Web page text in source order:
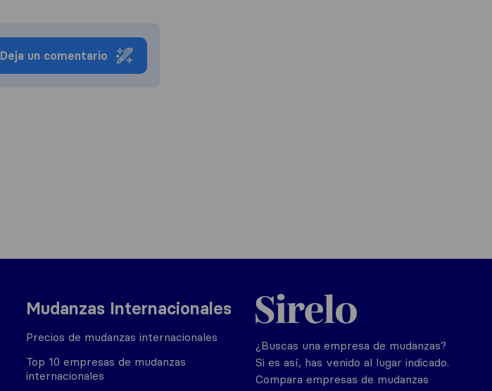
Deja un comentario
Mudanzas Internacionales
Precios de mudanzas internacionales
Top 10 empresas de mudanzas
internacionales
Sirelo.es
¿Buscas una empresa de mudanzas?
Si es así, has venido al lugar indicado.
Compara empresas de mudanzas